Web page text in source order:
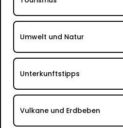
Umwelt und Natur
Unterkunftstipps
Vulkane und Erdbeben